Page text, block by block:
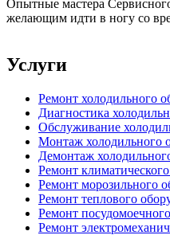
Опытные мастера
желающим идти в ногу со
Услуги
Ремонт холодильного
Диагностика
Обслуживание
Монтаж холодильного
Демонтаж
Ремонт
Ремонт морозильного
Ремонт теплового
Ремонт
Ремонт